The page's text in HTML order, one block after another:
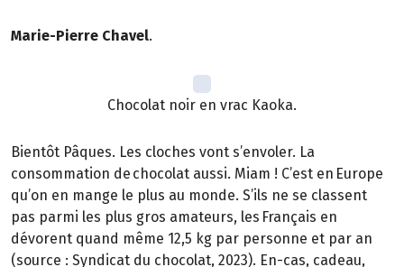
Marie-Pierre Chavel.
Chocolat noir en vrac Kaoka.
Bientôt Pâques. Les cloches vont s’envoler. La
consommation de chocolat aussi. Miam ! C’est en Europe
qu’on en mange le plus au monde. S’ils ne se classent
pas parmi les plus gros amateurs, les Français en
dévorent quand même 12,5 kg par personne et par an
(source : Syndicat du chocolat, 2023). En-cas, cadeau,